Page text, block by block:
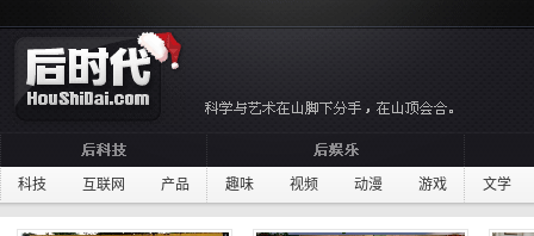
科技 互联网 产品 趣味 视频 动漫 游戏 文学